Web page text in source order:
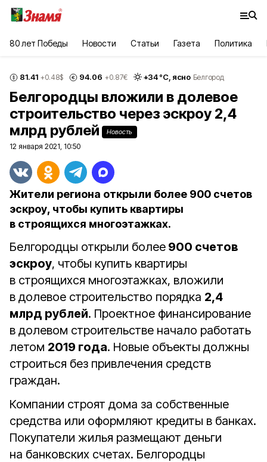
80 лет Победы Новости Статьи Газета Политика
81.41 +0.48$ 94.06 +0.87€ +34°С, ясно Белгород
Белгородцы вложили в долевое
строительство через эскроу 2,4
млрд рублей
Новость
12 января 2021, 10:50
Жители региона открыли более 900 счетов
эскроу, чтобы купить квартиры
в строящихся многоэтажках.
Белгородцы открыли более 900 счетов
эскроу, чтобы купить квартиры
в строящихся многоэтажках, вложили
в долевое строительство порядка 2,4
млрд рублей. Проектное финансирование
в долевом строительстве начало работать
летом 2019 года. Новые объекты должны
строиться без привлечения средств
граждан.
Компании строят дома за собственные
средства или оформляют кредиты в банках.
Покупатели жилья размещают деньги
на банковских счетах. Белгородцы